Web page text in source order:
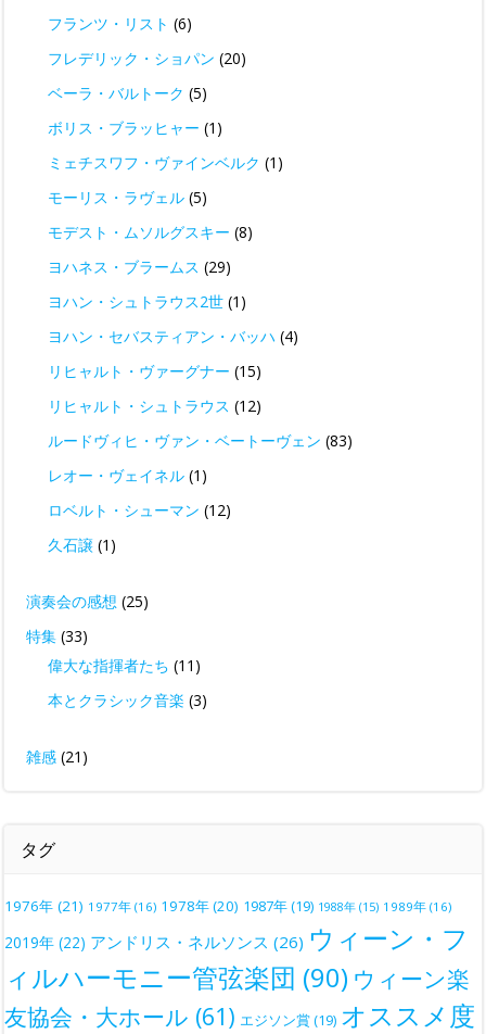
フランツ・リスト (6)
フレデリック・ショパン (20)
ベーラ・バルトーク (5)
ボリス・ブラッヒャー (1)
ミェチスワフ・ヴァインベルク (1)
モーリス・ラヴェル (5)
モデスト・ムソルグスキー (8)
ヨハネス・ブラームス (29)
ヨハン・シュトラウス2世 (1)
ヨハン・セバスティアン・バッハ (4)
リヒャルト・ヴァーグナー (15)
リヒャルト・シュトラウス (12)
ルードヴィヒ・ヴァン・ベートーヴェン (83)
レオー・ヴェイネル (1)
ロベルト・シューマン (12)
久石譲 (1)
演奏会の感想 (25)
特集 (33)
偉大な指揮者たち (11)
本とクラシック音楽 (3)
雑感 (21)
タグ
1976年 (21) 1977年 (16) 1978年(20) 1987年(19) 1988年 (15) 1989年 (16)
2019年 (22) アンドリス・ネルソンス (26) ウィーン・フ
ィルハーモニー管弦楽団 (90) ウィーン楽
友協会・大ホール (61) エジソン賞(19) オススメ度